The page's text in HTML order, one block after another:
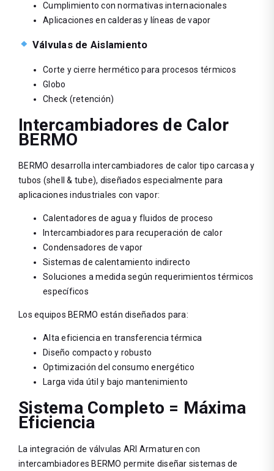
Cumplimiento con normativas internacionales
Aplicaciones en calderas y líneas de vapor
Válvulas de Aislamiento
Corte y cierre hermético para procesos térmicos
Globo
Check (retención)
Intercambiadores de Calor
BERMO
BERMO desarrolla intercambiadores de calor tipo carcasa y
tubos (shell & tube), diseñados especialmente para
aplicaciones industriales con vapor:
Calentadores de agua y fluidos de proceso
Intercambiadores para recuperación de calor
Condensadores de vapor
Sistemas de calentamiento indirecto
Soluciones a medida según requerimientos térmicos
específicos
Los equipos BERMO están diseñados para:
Alta eficiencia en transferencia térmica
Diseño compacto y robusto
Optimización del consumo energético
Larga vida útil y bajo mantenimiento
Sistema Completo = Máxima
Eficiencia
La integración de válvulas ARI Armaturen con
intercambiadores BERMO permite diseñar sistemas de